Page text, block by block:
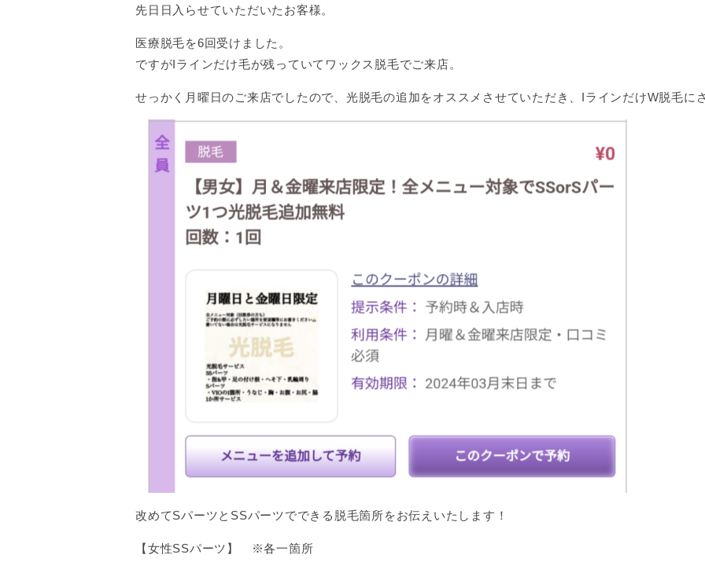
先日日入らせていただいたお客様。
医療脱毛を6回受けました。
ですがIラインだけ毛が残っていてワックス脱毛でご来店。
せっかく月曜日のご来店でしたので、光脱毛の追加をオススメさせていただき、IラインだけW脱毛に
改めてSパーツとSSパーツでできる脱毛箇所をお伝えいたします！
【女性SSパーツ】 ※各一箇所